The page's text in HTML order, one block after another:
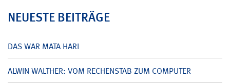
NEUESTE BEITRÄGE
DAS WAR MATA HARI
ALWIN WALTHER: VOM RECHENSTAB ZUM COMPUTER